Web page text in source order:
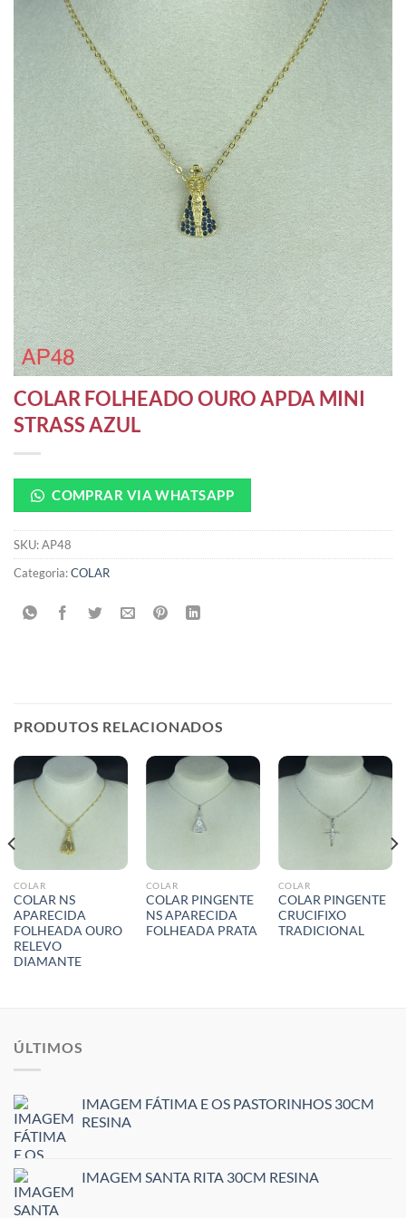
COLAR FOLHEADO OURO APDA MINI
STRASS AZUL
COMPRAR VIA WHATSAPP
SKU:AP48
Categoria:COLAR
PRODUTOS RELACIONADOS
COLAR
COLAR NS
APARECIDA
FOLHEADA OURO
RELEVO
DIAMANTE
COLAR
COLAR PINGENTE
NS APARECIDA
FOLHEADA PRATA
COLAR
COLAR PINGENTE
CRUCIFIXO
TRADICIONAL
ÚLTIMOS
IMAGEM FÁTIMA E OS PASTORINHOS 30CM
RESINA
IMAGEM SANTA RITA 30CM RESINA